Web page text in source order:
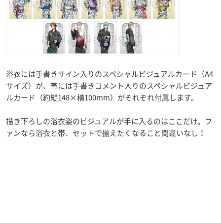
浴衣には手書きサイン入りのスペシャルビジュアルカード（A4
サイズ）が、帯には手書きコメント入りのスペシャルビジュア
ルカード（約縦148×横100mm）がそれぞれ付属します。
描き下ろしの浴衣姿のビジュアルが手に入るのはここだけ。フ
ァンなら浴衣と帯、セットで揃えたくなること間違いなし！